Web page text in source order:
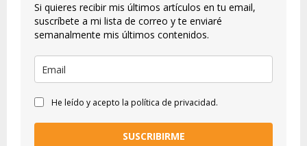
Si quieres recibir mis últimos artículos en tu email,
suscríbete a mi lista de correo y te enviaré
semanalmente mis últimos contenidos.
He leído y acepto la política de privacidad.
SUSCRIBIRME